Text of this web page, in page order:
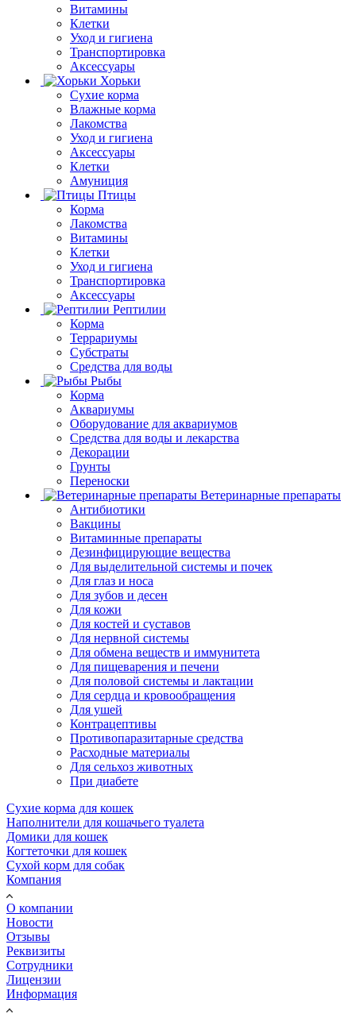
Витамины
Клетки
Уход и гигиена
Транспортировка
Аксессуары
Хорьки
Сухие корма
Влажные корма
Лакомства
Уход и гигиена
Аксессуары
Клетки
Амуниция
Птицы
Корма
Лакомства
Витамины
Клетки
Уход и гигиена
Транспортировка
Аксессуары
Рептилии
Корма
Террариумы
Субстраты
Средства для воды
Рыбы
Корма
Аквариумы
Оборудование для аквариумов
Средства для воды и лекарства
Декорации
Грунты
Переноски
Ветеринарные препараты
Антибиотики
Вакцины
Витаминные препараты
Дезинфицирующие вещества
Для выделительной системы и почек
Для глаз и носа
Для зубов и десен
Для кожи
Для костей и суставов
Для нервной системы
Для обмена веществ и иммунитета
Для пищеварения и печени
Для половой системы и лактации
Для сердца и кровообращения
Для ушей
Контрацептивы
Противопаразитарные средства
Расходные материалы
Для сельхоз животных
При диабете
Сухие корма для кошек
Наполнители для кошачьего туалета
Домики для кошек
Когтеточки для кошек
Сухой корм для собак
Компания
О компании
Новости
Отзывы
Реквизиты
Сотрудники
Лицензии
Информация